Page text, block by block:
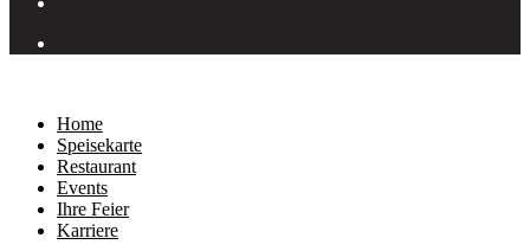
Home
Speisekarte
Restaurant
Events
Ihre Feier
Karriere